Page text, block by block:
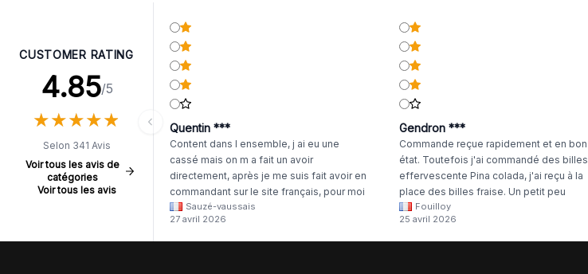
CUSTOMER RATING
4.85/5
★★★★★
★★★★★
Selon 341 Avis
Voir tous les avis de
catégories
Voir tous les avis
Quentin ***
Content dans l ensemble, j ai eu une
cassé mais on m a fait un avoir
directement, après je me suis fait avoir en
commandant sur le site français, pour moi
il était évident que les produits était de la
même langue mais raté tout est en
anglais.
Sauzé-vaussais
27 avril 2026
Gendron ***
Commande reçue rapidement et en bon
état. Toutefois j'ai commandé des billes
effervescente Pina colada, j'ai reçu à la
place des billes fraise. Un petit peu
dommage
Fouilloy
25 avril 2026